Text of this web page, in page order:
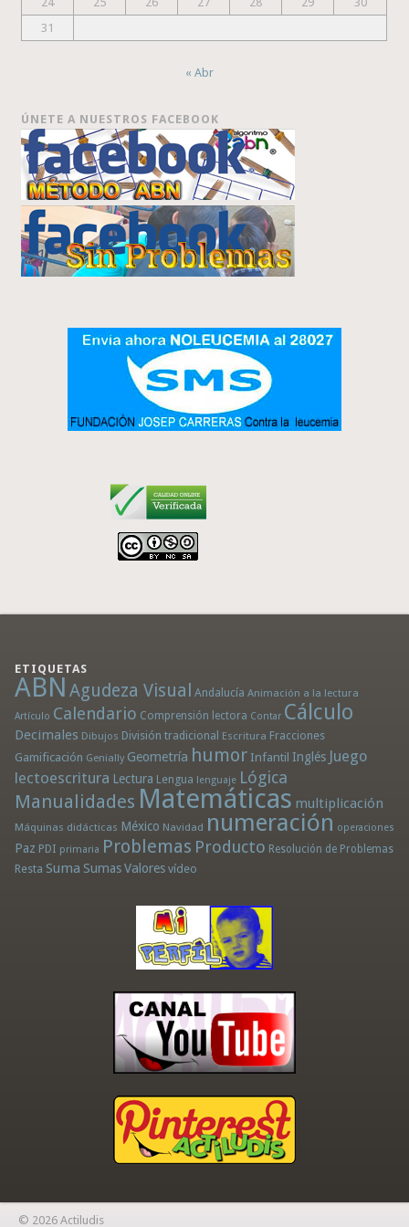
31
« Abr
ÚNETE A NUESTROS FACEBOOK
ETIQUETAS
ABN Agudeza Visual Andalucía Animación a la lectura
Artículo Calendario Comprensión lectora Contar Cálculo
Decimales Dibujos División tradicional Escritura Fracciones
Gamificación Genially Geometría humor Infantil Inglés Juego
lectoescritura Lectura Lengua lenguaje Lógica
Manualidades Matemáticas multiplicación
Máquinas didácticas México Navidad numeración operaciones
Paz PDI primaria Problemas Producto Resolución de Problemas
Resta Suma Sumas Valores vídeo
© 2026 Actiludis